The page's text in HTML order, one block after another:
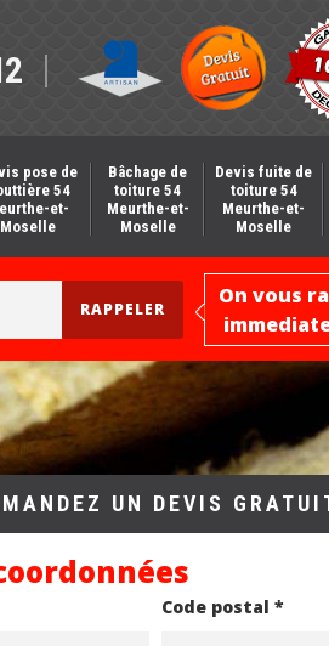
pose de
54
et-
Moselle
Bâchage de
toiture 54
Meurthe-et-
Moselle
Devis fuite de
toiture 54
Meurthe-et-
Moselle
On vous
UN DEVIS
Code postal *